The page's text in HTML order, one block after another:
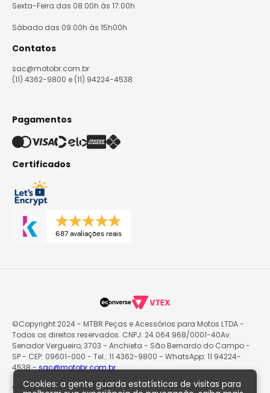
Cookies: a gente guarda estatísticas de visitas para
Sexta-Feira das 08:00h às 17:00h
Sábado das 09:00h às 15h00h
Contatos
sac@motobr.com.br
(11) 4362-9800 e (11) 94224-4538
Pagamentos
Certificados
687 avaliações reais
©Copyright 2024 - MTBR Peças e Acessórios para Motos LTDA -
Todos os direitos reservados. CNPJ: 24.064.968/0001-40Av.
Senador Vergueiro, 3703 - Anchieta - São Bernardo do Campo -
SP - CEP: 09601-000 - Tel.: 11 4362-9800 - WhatsApp: 11 94224-
4538 -sac@motobr.com.br
Atenção: O site poderá passar por atualizações e eventuais